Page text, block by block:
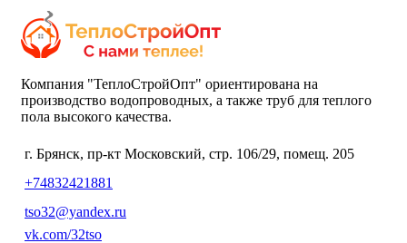
Компания "ТеплоСтройОпт" ориентирована на
производство водопроводных, а также труб для теплого
пола высокого качества.
г. Брянск, пр-кт Московский, стр. 106/29, помещ. 205
+74832421881
tso32@yandex.ru
vk.com/32tso